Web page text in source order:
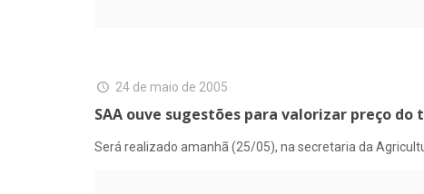
24 de maio de 2005
SAA ouve sugestões para valorizar preço do
Será realizado amanhã (25/05), na secretaria da